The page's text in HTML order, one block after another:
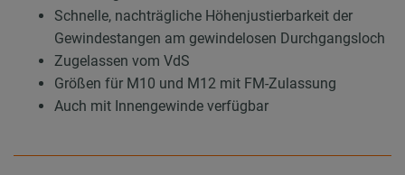
Schnelle, nachträgliche Höhenjustierbarkeit der
Gewindestangen am gewindelosen Durchgangsloch
Zugelassen vom VdS
Größen für M10 und M12 mit FM-Zulassung
Auch mit Innengewinde verfügbar